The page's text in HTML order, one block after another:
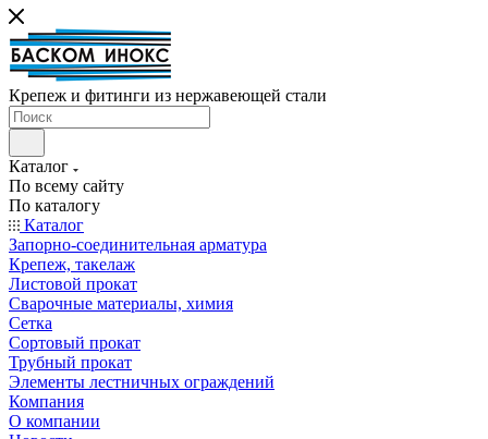
Крепеж и фитинги из нержавеющей стали
Каталог
По всему сайту
По каталогу
Каталог
Запорно-соединительная арматура
Крепеж, такелаж
Листовой прокат
Сварочные материалы, химия
Сетка
Сортовый прокат
Трубный прокат
Элементы лестничных ограждений
Компания
О компании